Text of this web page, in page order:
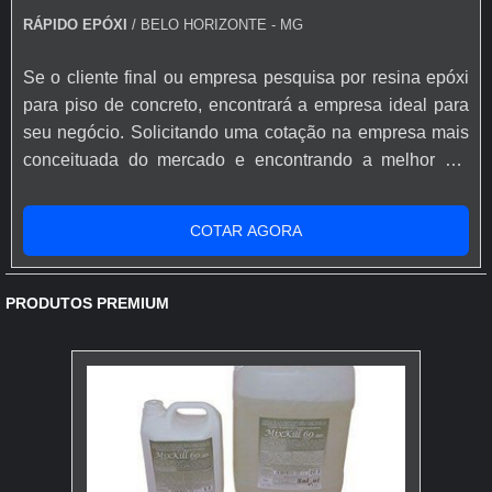
precisa aplicar umprimerna base. Ele funciona como
força no contrapiso.
Mistura e Aplicação:Misture o pó com a quantidade de
água indicada na embalagem até ficar homogêneo.
Derrame no chão e espalhe com um rodo dentado para
respeitar o tempo de secagem e... pronto.
O ESFORÇO COMPENSA (E
Pode parecer um passo extra, um custo a mais. Mas
uma dúvida que sempre recebemos na Pisos PVC é
RÁPIDO EPÓXI / BELO HORIZONTE - MG
Se o cliente final ou empresa pesquisa por resina epóxi
para piso de concreto, encontrará a empresa ideal para
seu negócio. Solicitando uma cotação na empresa mais
conceituada do mercado e encontrando a melhor em
resina epóxi para piso de concreto, com os profissionais
especializados da Rápido Epóxi o cliente conseguirá
proteção com comprometimento com o resultado dos
clientes.MAIS SOBRE...
COTAR AGORA
PRODUTOS PREMIUM